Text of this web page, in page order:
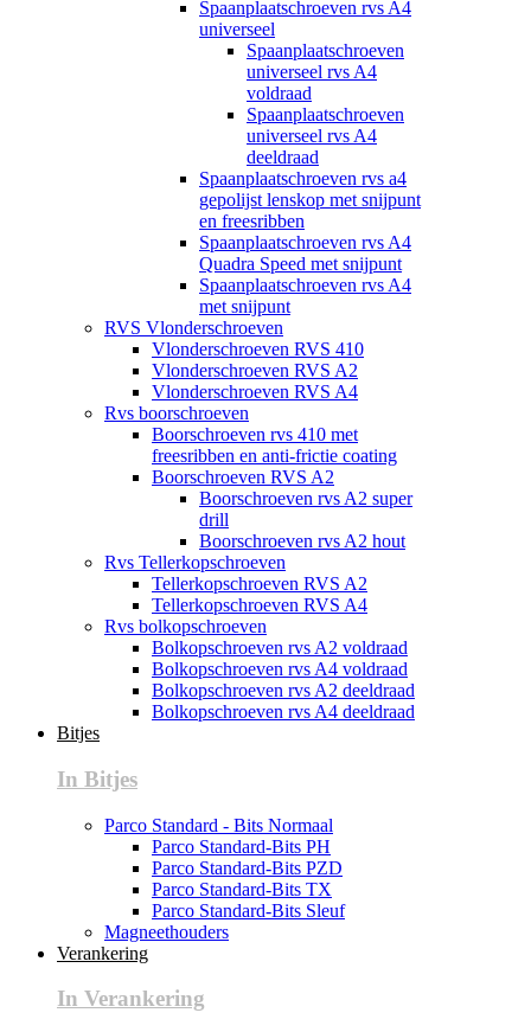
Spaanplaatschroeven rvs A4
universeel
Spaanplaatschroeven
universeel rvs A4
voldraad
Spaanplaatschroeven
universeel rvs A4
deeldraad
Spaanplaatschroeven rvs a4
gepolijst lenskop met snijpunt
en freesribben
Spaanplaatschroeven rvs A4
Quadra Speed met snijpunt
Spaanplaatschroeven rvs A4
met snijpunt
RVS Vlonderschroeven
Vlonderschroeven RVS 410
Vlonderschroeven RVS A2
Vlonderschroeven RVS A4
Rvs boorschroeven
Boorschroeven rvs 410 met
freesribben en anti-frictie coating
Boorschroeven RVS A2
Boorschroeven rvs A2 super
drill
Boorschroeven rvs A2 hout
Rvs Tellerkopschroeven
Tellerkopschroeven RVS A2
Tellerkopschroeven RVS A4
Rvs bolkopschroeven
Bolkopschroeven rvs A2 voldraad
Bolkopschroeven rvs A4 voldraad
Bolkopschroeven rvs A2 deeldraad
Bolkopschroeven rvs A4 deeldraad
Bitjes
In Bitjes
Parco Standard - Bits Normaal
Parco Standard-Bits PH
Parco Standard-Bits PZD
Parco Standard-Bits TX
Parco Standard-Bits Sleuf
Magneethouders
Verankering
In Verankering